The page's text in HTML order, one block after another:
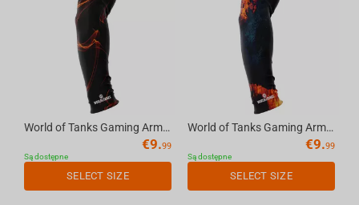
World of Tanks Gaming Arm Sleeve Flame, M
€9.99
Są dostępne
SELECT SIZE
World of Tanks Gaming Arm Sleeve Fire, M
€9.99
Są dostępne
SELECT SIZE